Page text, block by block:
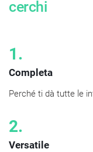
cerchi
1.
Completa
Perché ti dà tutte le
2.
Versatile